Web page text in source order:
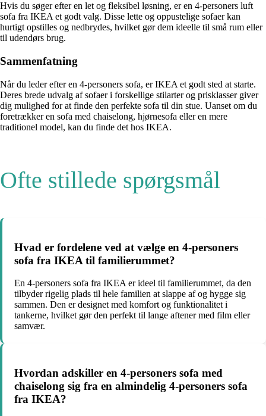
Hvis du søger efter en let og fleksibel løsning, er en 4-personers luft
sofa fra IKEA et godt valg. Disse lette og oppustelige sofaer kan
hurtigt opstilles og nedbrydes, hvilket gør dem ideelle til små rum eller
til udendørs brug.
Sammenfatning
Når du leder efter en 4-personers sofa, er IKEA et godt sted at starte.
Deres brede udvalg af sofaer i forskellige stilarter og prisklasser giver
dig mulighed for at finde den perfekte sofa til din stue. Uanset om du
foretrækker en sofa med chaiselong, hjørnesofa eller en mere
traditionel model, kan du finde det hos IKEA.
Ofte stillede spørgsmål
Hvad er fordelene ved at vælge en 4-personers
sofa fra IKEA til familierummet?
En 4-personers sofa fra IKEA er ideel til familierummet, da den
tilbyder rigelig plads til hele familien at slappe af og hygge sig
sammen. Den er designet med komfort og funktionalitet i
tankerne, hvilket gør den perfekt til lange aftener med film eller
samvær.
Hvordan adskiller en 4-personers sofa med
chaiselong sig fra en almindelig 4-personers sofa
fra IKEA?